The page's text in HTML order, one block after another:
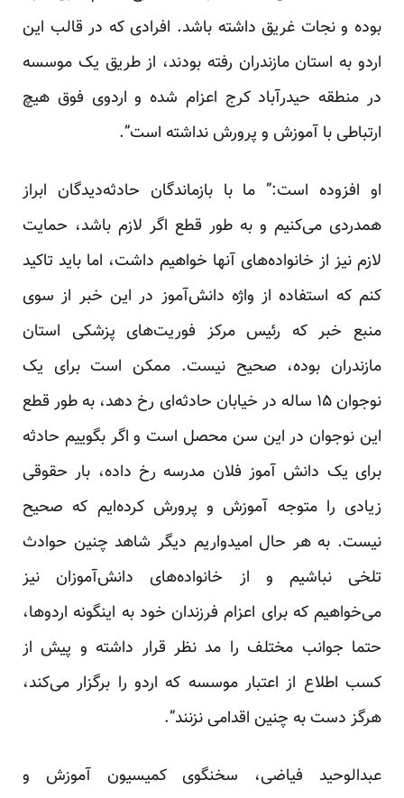
بوده و نجات غریق داشته باشد. افرادی که در قالب این
اردو به استان مازندران رفته بودند، از طریق یک موسسه
در منطقه حیدرآباد کرج اعزام شده و اردوی فوق هیچ
ارتباطی با آموزش و پرورش نداشته است”.
او افزوده است:” ما با بازماندگان حادثه‌‌دیدگان ابراز
همدردی می‌کنیم و به طور قطع اگر لازم باشد،‌ حمایت
لازم نیز از خانواده‌های آنها خواهیم داشت، اما باید تاکید
کنم که استفاده از واژه دانش‌آموز در این خبر از سوی
منبع خبر که رئیس مرکز فوریت‌های پزشکی استان
مازندران بوده، صحیح نیست. ممکن است برای یک
نوجوان ۱۵ ساله در خیابان حادثه‌ای رخ دهد، به طور قطع
این نوجوان در این سن محصل است و اگر بگوییم حادثه
برای یک دانش آموز فلان مدرسه رخ داده، بار حقوقی
زیادی را متوجه آموزش و پرورش کرده‌ایم که صحیح
نیست. به هر حال امیدواریم دیگر شاهد چنین حوادث
تلخی نباشیم و از خانواده‌های دانش‌آموزان نیز
می‌خواهیم که برای اعزام فرزندان خود به اینگونه اردوها،
حتما جوانب مختلف را مد نظر قرار داشته و پیش از
کسب اطلاع از اعتبار موسسه که اردو را برگزار می‌کند،
هرگز دست به چنین اقدامی نزنند”.
عبدالوحید فیاضی، سخنگوی کمیسیون آموزش و